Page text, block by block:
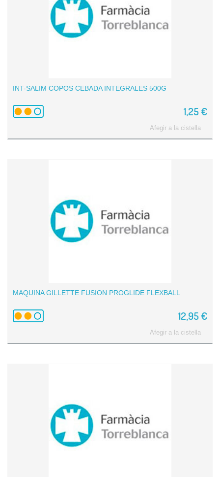
INT-SALIM COPOS CEBADA INTEGRALES 500G
1,25 €
Afegir a la cistella
MAQUINA GILLETTE FUSION PROGLIDE FLEXBALL
12,95 €
Afegir a la cistella